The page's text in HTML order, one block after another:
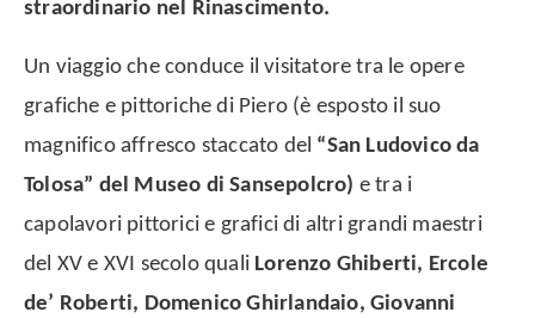
straordinario nel Rinascimento.
Un viaggio che conduce il visitatore tra le opere
grafiche e pittoriche di Piero (è esposto il suo
magnifico affresco staccato del “San Ludovico da
Tolosa” del Museo di Sansepolcro) e tra i
capolavori pittorici e grafici di altri grandi maestri
del XV e XVI secolo quali Lorenzo Ghiberti, Ercole
de’ Roberti, Domenico Ghirlandaio, Giovanni